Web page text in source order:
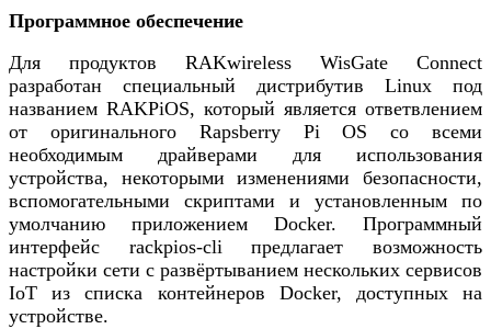
Программное обеспечение
Для продуктов RAKwireless WisGate Connect
разработан специальный дистрибутив Linux под
названием RAKPiOS, который является ответвлением
от оригинального Rapsberry Pi OS со всеми
необходимым драйверами для использования
устройства, некоторыми изменениями безопасности,
вспомогательными скриптами и установленным по
умолчанию приложением Docker. Программный
интерфейс rackpios-cli предлагает возможность
настройки сети с развёртыванием нескольких сервисов
IoT из списка контейнеров Docker, доступных на
устройстве.